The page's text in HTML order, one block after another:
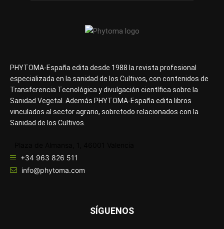
PHYTOMA-España edita desde 1988 la revista profesional
especializada en la sanidad de los Cultivos, con contenidos de
Transferencia Tecnológica y divulgación científica sobre la
Sanidad Vegetal. Además PHYTOMA-España edita libros
vinculados al sector agrario, sobretodo relacionados con la
Sanidad de los Cultivos.
+34 963 826 511
info@phytoma.com
SÍGUENOS